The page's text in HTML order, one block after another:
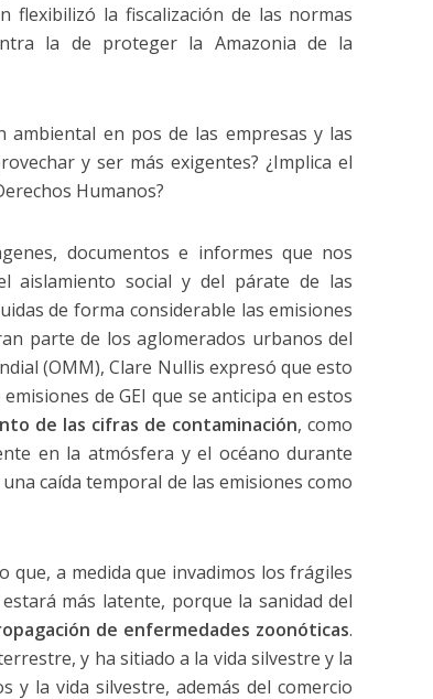
flexibilizó la fiscalización de las normas
la de proteger la Amazonia de la
ambiental en pos de las empresas y las
y ser más exigentes? ¿Implica el
Humanos?
documentos e informes que nos
aislamiento social y del párate de las
de forma considerable las emisiones
parte de los aglomerados urbanos del
(OMM), Clare Nullis expresó que esto
de GEI que se anticipa en estos
de las cifras de contaminación, como
en la atmósfera y el océano durante
caída temporal de las emisiones como
que, a medida que invadimos los frágiles
más latente, porque la sanidad del
de enfermedades zoonóticas.
y ha sitiado a la vida silvestre y la
y la vida silvestre, además del comercio